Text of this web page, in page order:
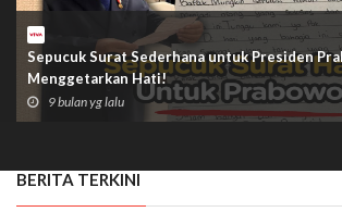
Sepucuk Surat Sederhana untuk Presiden
Menggetarkan Hati!
9 bulan yg lalu
BERITA TERKINI